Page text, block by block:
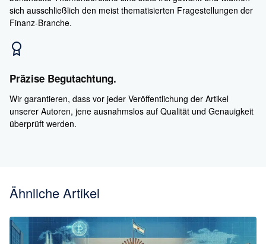
sich ausschließlich den meist thematisierten Fragestellungen der
Finanz-Branche.
Präzise Begutachtung.
Wir garantieren, dass vor jeder Veröffentlichung der Artikel
unserer Autoren, jene ausnahmslos auf Qualität und Genauigkeit
überprüft werden.
Ähnliche Artikel